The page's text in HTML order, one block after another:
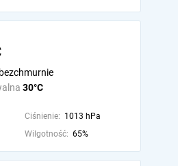
30°C
Ciśnienie: 1013 hPa
Wilgotność: 65%